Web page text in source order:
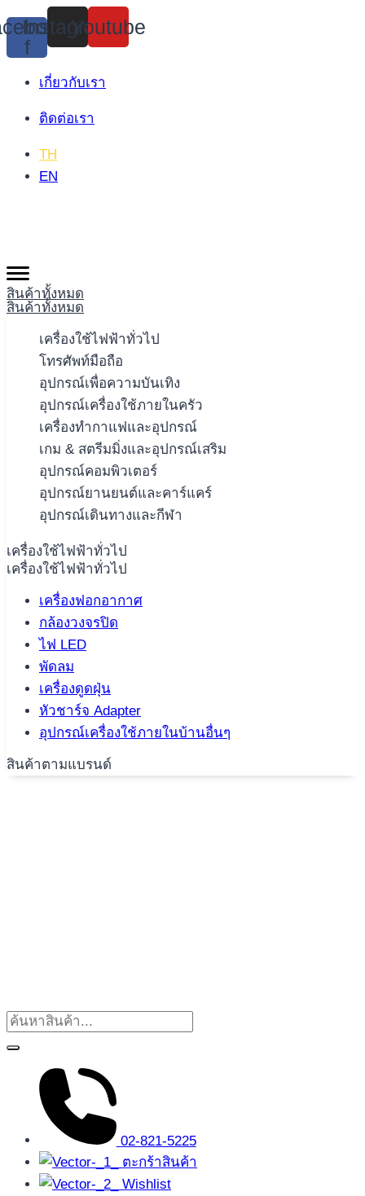
Skip
to
content
f
Instagram
Youtube
เกี่ยวกับเรา
ติดต่อเรา
TH
EN
สินค้าทั้งหมด
สินค้าทั้งหมด
เครื่องใช้ไฟฟ้าทั่วไป
โทรศัพท์มือถือ
อุปกรณ์เพื่อความบันเทิง
อุปกรณ์เครื่องใช้ภายในครัว
เครื่องทำกาแฟและอุปกรณ์
เกม & สตรีมมิ่งและอุปกรณ์เสริม
อุปกรณ์คอมพิวเตอร์
อุปกรณ์ยานยนต์และคาร์แคร์
อุปกรณ์เดินทางและกีฬา
เครื่องใช้ไฟฟ้าทั่วไป
เครื่องใช้ไฟฟ้าทั่วไป
เครื่องฟอกอากาศ
กล้องวงจรปิด
ไฟ LED
พัดลม
เครื่องดูดฝุ่น
หัวชาร์จ Adapter
อุปกรณ์เครื่องใช้ภายในบ้านอื่นๆ
สินค้าตามแบรนด์
02-821-5225
ตะกร้าสินค้า
Wishlist